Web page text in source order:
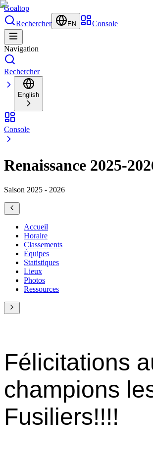
Goaltop
Rechercher
EN Console
Navigation
Rechercher
English
Console
Renaissance 2025-
Saison 2025 - 2026
Accueil
Horaire
Classements
Équipes
Statistiques
Lieux
Photos
Ressources
Félicitations
champions
Fusiliers!!!!